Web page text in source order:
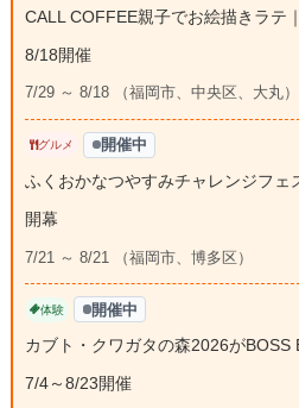
CALL COFFEE親子でお絵描きラテ
8/18開催
7/29 ～ 8/18 （福岡市、中央区、大丸）
グルメ 開催中
ふくおかなつやすみチャレンジフェ
開幕
7/21 ～ 8/21 （福岡市、博多区）
体験 開催中
カブト・クワガタの森2026がBOSS
7/4～8/23開催